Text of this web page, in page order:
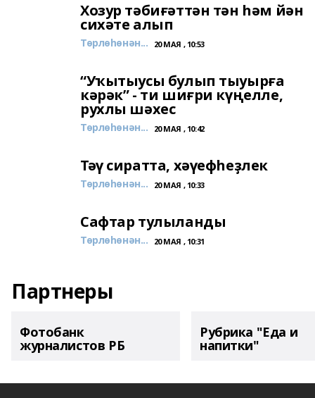
Хозур тәбиғәттән тән һәм йән
сихәте алып
Төрлөһөнән... 20 МАЯ , 10:53
“Уҡытыусы булып тыуырға
кәрәк” - ти шиғри күңелле,
рухлы шәхес
Төрлөһөнән... 20 МАЯ , 10:42
Тәү сиратта, хәүефһеҙлек
Төрлөһөнән... 20 МАЯ , 10:33
Сафтар тулыланды
Төрлөһөнән... 20 МАЯ , 10:31
Партнеры
Фотобанк
журналистов РБ
Рубрика "Еда и
напитки"